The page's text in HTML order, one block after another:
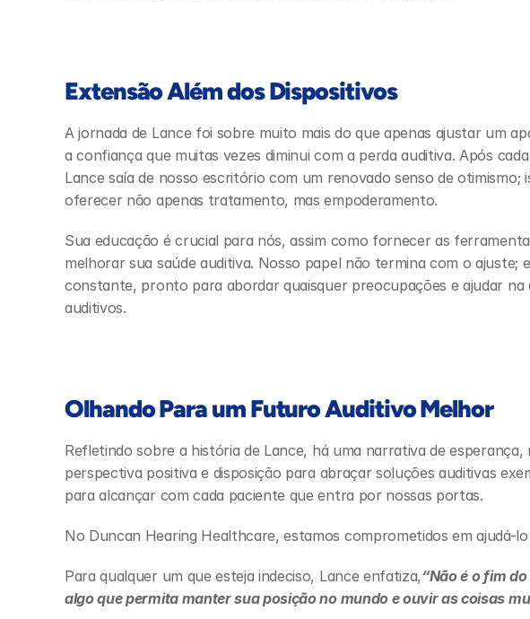
Extensão Além dos Dispositivos
A jornada de Lance foi sobre muito mais do que apenas ajustar um
a confiança que muitas vezes diminui com a perda auditiva. Após
Lance saía de nosso escritório com um renovado senso de otimismo;
oferecer não apenas tratamento, mas empoderamento.
Sua educação é crucial para nós, assim como fornecer as
melhorar sua saúde auditiva. Nosso papel não termina com o ajuste;
constante, pronto para abordar quaisquer preocupações e ajudar
auditivos.
Olhando Para um Futuro Auditivo Melhor
Refletindo sobre a história de Lance, há uma narrativa de
perspectiva positiva e disposição para abraçar soluções auditivas
para alcançar com cada paciente que entra por nossas portas.
No Duncan Hearing Healthcare, estamos comprometidos em ajudá-
Para qualquer um que esteja indeciso, Lance enfatiza,“Não é o fim
algo que permita manter sua posição no mundo e ouvir as coisas